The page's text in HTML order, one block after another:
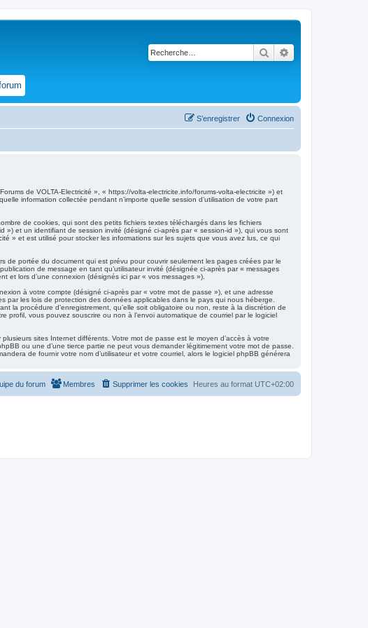
Rechercher
Connexion
S’enregistrer
de VOLTA-Electricité », « https://volta-electricite.info/forums-volta-electricite ») et
information collectée pendant n’importe quelle session d’utilisation de votre part
de cookies, qui sont des petits fichiers textes téléchargés dans les fichiers
») et un identifiant de session invité (désigné ci-après par « session-id »), qui vous sont
» et est utilisé pour stocker les informations sur les sujets que vous avez lus, ce qui
de portée du document qui est prévu pour couvrir seulement les pages créées par le
de message en tant qu’utilisateur invité (désignée ci-après par « messages
et lors d’une connexion (désignés ici par « vos messages »).
à votre compte (désigné ci-après par « votre mot de passe »), et une adresse
par les lois de protection des données applicables dans le pays qui nous héberge.
la procédure d’enregistrement, qu’elle soit obligatoire ou non, reste à la discrétion de
profil, vous pouvez souscrire ou non à l’envoi automatique de courriel par le logiciel
sites Internet différents. Votre mot de passe est le moyen d’accès à votre
ou une d’une tierce partie ne peut vous demander légitimement votre mot de passe.
de fournir votre nom d’utilisateur et votre courriel, alors le logiciel phpBB générera
Heures au format UTC+02:00
Supprimer les cookies
Membres
du forum